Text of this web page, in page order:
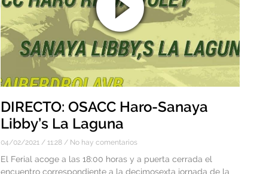
DIRECTO: OSACC Haro-Sanaya
Libby’s La Laguna
04/02/2021 11:28 No hay comentarios
El Ferial acoge a las 18:00 horas y a puerta cerrada el
encuentro correspondiente a la decimosexta jornada de la